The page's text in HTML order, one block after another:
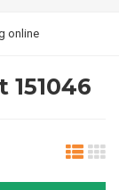
online